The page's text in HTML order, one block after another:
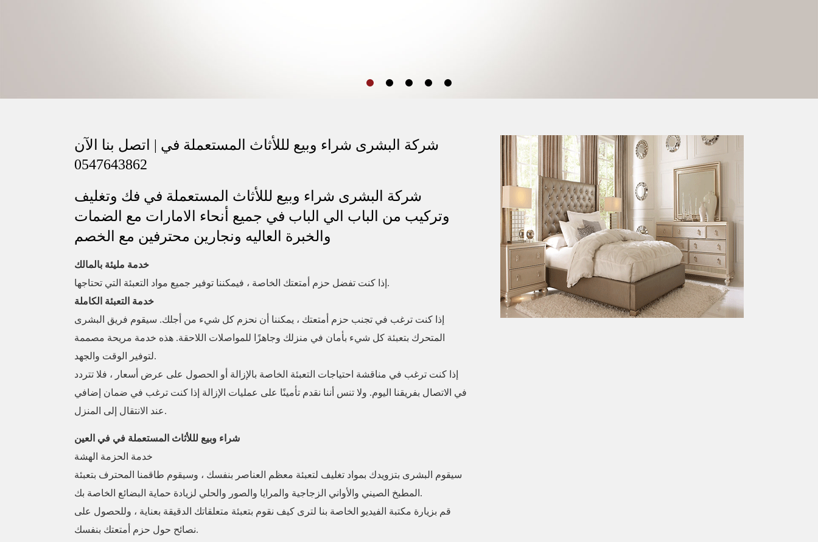
شركة البشرى شراء وبيع لللأثاث المستعملة في | اتصل بنا الآن
0547643862
شركة البشرى شراء وبيع لللأثاث المستعملة في فك وتغليف
وتركيب من الباب الي الباب في جميع أنحاء الامارات مع الضمات
والخبرة العاليه ونجارين محترفين مع الخصم
خدمة مليئة بالمالك
إذا كنت تفضل حزم أمتعتك الخاصة ، فيمكننا توفير جميع مواد التعبئة التي تحتاجها.
خدمة التعبئة الكاملة
إذا كنت ترغب في تجنب حزم أمتعتك ، يمكننا أن نحزم كل شيء من أجلك. سيقوم فريق البشرى
المتحرك بتعبئة كل شيء بأمان في منزلك وجاهزًا للمواصلات اللاحقة. هذه خدمة مريحة مصممة
لتوفير الوقت والجهد.
إذا كنت ترغب في مناقشة احتياجات التعبئة الخاصة بالإزالة أو الحصول على عرض أسعار ، فلا تتردد
في الاتصال بفريقنا اليوم. ولا تنس أننا نقدم تأمينًا على عمليات الإزالة إذا كنت ترغب في ضمان إضافي
عند الانتقال إلى المنزل.
شراء وبيع لللأثاث المستعملة في في العين
خدمة الحزمة الهشة
سيقوم البشرى بتزويدك بمواد تغليف لتعبئة معظم العناصر بنفسك ، وسيقوم طاقمنا المحترف بتعبئة
المطبخ الصيني والأواني الزجاجية والمرايا والصور والحلي لزيادة حماية البضائع الخاصة بك.
قم بزيارة مكتبة الفيديو الخاصة بنا لترى كيف نقوم بتعبئة متعلقاتك الدقيقة بعناية ، وللحصول على
نصائح حول حزم أمتعتك بنفسك.